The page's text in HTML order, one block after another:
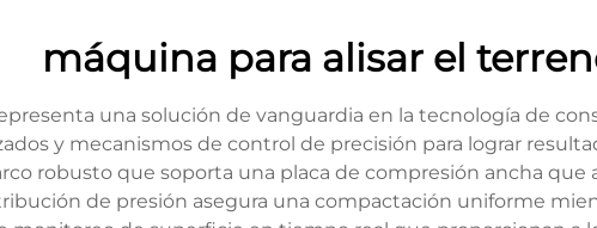
máquina para alisar el
una solución de vanguardia en la tecnología de
y mecanismos de control de precisión para lograr
robusto que soporta una placa de compresión ancha que
de presión asegura una compactación uniforme